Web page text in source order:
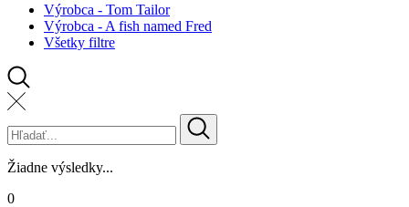
Výrobca - Tom Tailor
Výrobca - A fish named Fred
Všetky filtre
Žiadne výsledky...
0